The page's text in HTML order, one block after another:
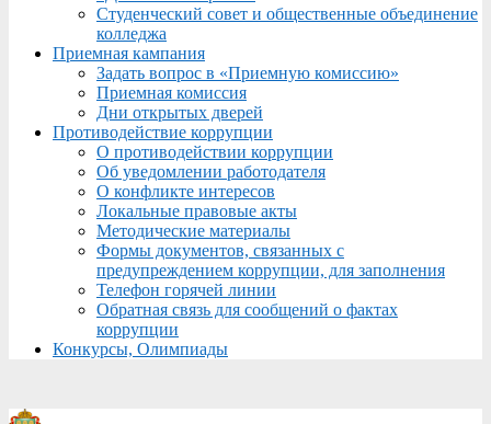
Студенческий совет и общественные объединение
колледжа
Приемная кампания
Задать вопрос в «Приемную комиссию»
Приемная комиссия
Дни открытых дверей
Противодействие коррупции
О противодействии коррупции
Об уведомлении работодателя
О конфликте интересов
Локальные правовые акты
Методические материалы
Формы документов, связанных с
предупреждением коррупции, для заполнения
Телефон горячей линии
Обратная связь для сообщений о фактах
коррупции
Конкурсы, Олимпиады